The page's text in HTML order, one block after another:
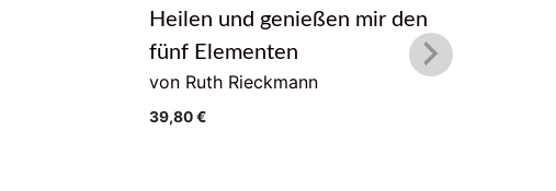
Heilen und genießen mir den
fünf Elementen
von Ruth Rieckmann
39,80€